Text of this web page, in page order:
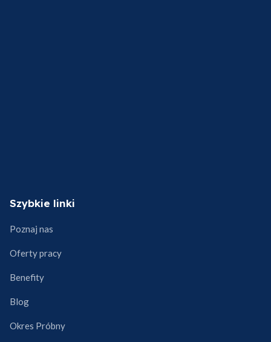
Szybkie linki
Poznaj nas
Oferty pracy
Benefity
Blog
Okres Próbny